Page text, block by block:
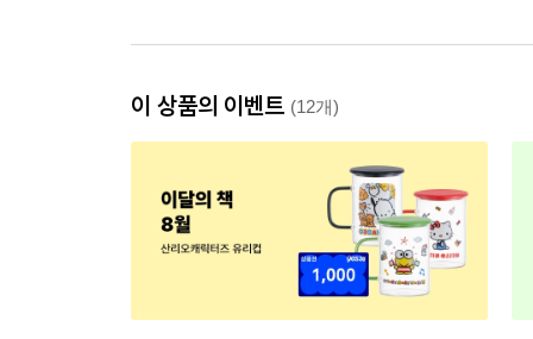
이 상품의 이벤트 (12개)